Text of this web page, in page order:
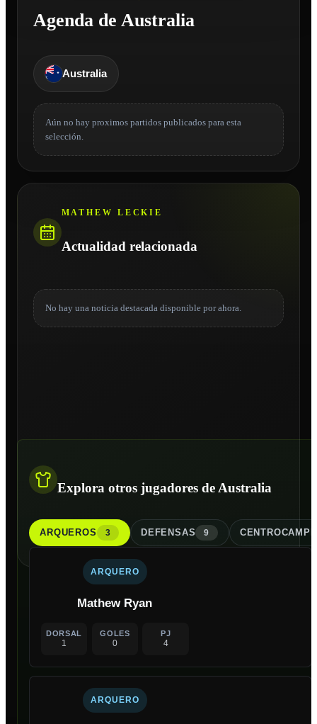
Agenda de Australia
Australia
Aún no hay proximos partidos publicados para esta
selección.
MATHEW LECKIE
Actualidad relacionada
No hay una noticia destacada disponible por ahora.
Explora otros jugadores de Australia
ARQUEROS 3 DEFENSAS 9
ARQUERO
Mathew Ryan
DORSAL
1
GOLES
0
PJ
4
ARQUERO